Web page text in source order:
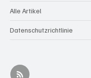
Alle Artikel
Datenschutzrichtlinie